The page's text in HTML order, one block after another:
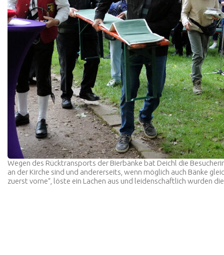
Wegen des Rücktransports der Bierbänke bat Deichl die
an der Kirche sind und andererseits, wenn möglich auch Bänke
zuerst vorne“, löste ein Lachen aus und leidenschaftlich wurden